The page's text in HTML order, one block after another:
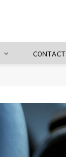
CONTACT